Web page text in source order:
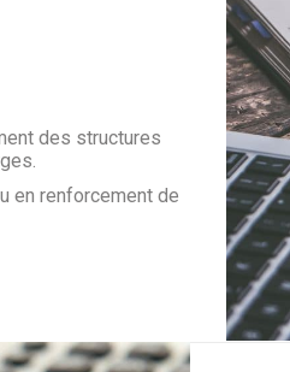
des structures
en renforcement de